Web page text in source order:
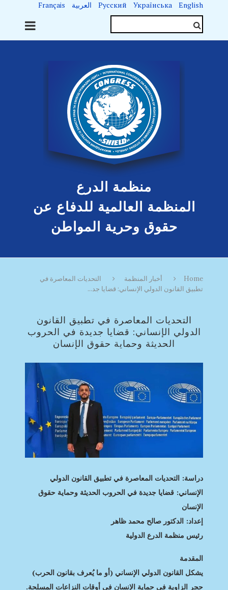
Русский Українська English العربية Français
منظمة الدرع
المنظمة العالمية للدفاع عن
حقوق وحرية المواطن
Home أخبار المنظمة
التحديات المعاصرة في
تطبيق القانون الدولي الإنساني: قضايا جد...
التحديات المعاصرة في تطبيق القانون
الدولي الإنساني: قضايا جديدة في الحروب
الحديثة وحماية حقوق الإنسان
دراسة: التحديات المعاصرة في تطبيق القانون الدولي
الإنساني: قضايا جديدة في الحروب الحديثة وحماية حقوق
الإنسان
إعداد: الدكتور صالح محمد ظاهر
رئيس منظمة الدرع الدولية
المقدمة
يشكل القانون الدولي الإنساني (أو ما يُعرف بقانون الحرب)
حجر الزاوية في حماية الإنسان في أوقات النزاعات المسلحة.